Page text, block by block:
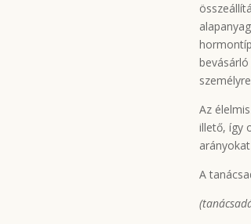
Az
illető, így
A